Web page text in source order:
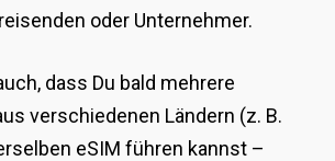
oder Unternehmer.
dass Du bald mehrere
verschiedenen Ländern (z. B.
eSIM führen kannst –